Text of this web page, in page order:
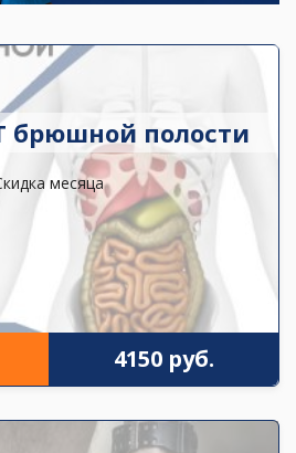
брюшной полости
месяца
4150 руб.